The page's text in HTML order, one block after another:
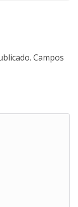
Campos